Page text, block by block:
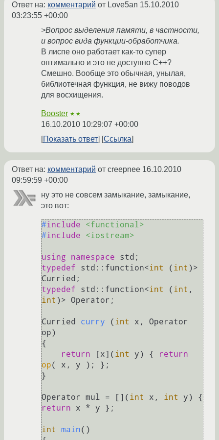
Ответ на: комментарий от Love5an 15.10.2010
03:23:55 +00:00
>Вопрос выделения памяти, в частности,
и вопрос вида функции-обработчика.
В лиспе оно работает как-то супер
оптимально и это не доступно С++?
Смешно. Вообще это обычная, унылая,
библиотечная функция, не вижу поводов
для восхищения.
Booster ★★
16.10.2010 10:29:07 +00:00
Показать ответ
Ссылка
Ответ на: комментарий от creepnee 16.10.2010
09:59:59 +00:00
ну это не совсем замыкание, замыкание,
это вот:
#include
<functional>
#include <iostream>
using namespace
typedef std::function<int ( int )>
typedef std::function<int ( int
int )> Operator;
Curried curry ( int
x, Operator
op)
{
return [x]( int y) {
return
op( x, y ); };
}
Operator mul = []( int x, int
y) {
return x * y };
int main()